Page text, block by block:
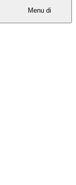
Menu di